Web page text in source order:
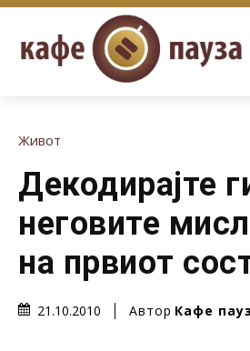
Живот
Декодирајте
неговите
на првиот
21.10.2010 Автор Кафе